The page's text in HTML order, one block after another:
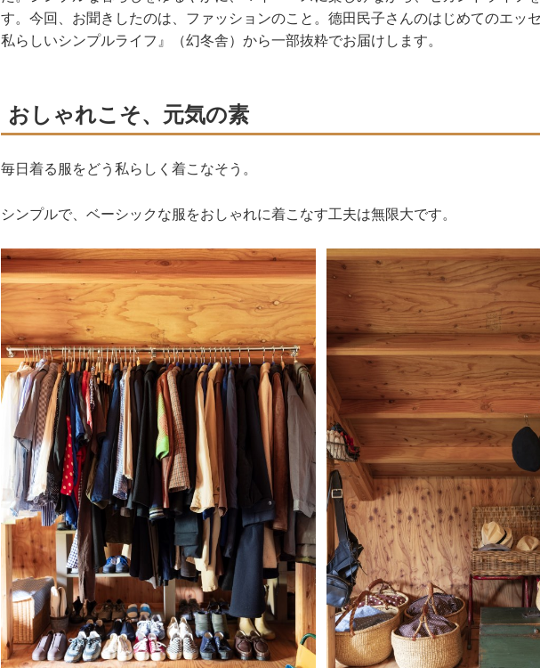
す。今回、お聞きしたのは、ファッションのこと。德田民子さんのはじめてのエッセ
私らしいシンプルライフ』（幻冬舎）から一部抜粋でお届けします。
おしゃれこそ、元気の素
毎日着る服をどう私らしく着こなそう。
シンプルで、ベーシックな服をおしゃれに着こなす工夫は無限大です。